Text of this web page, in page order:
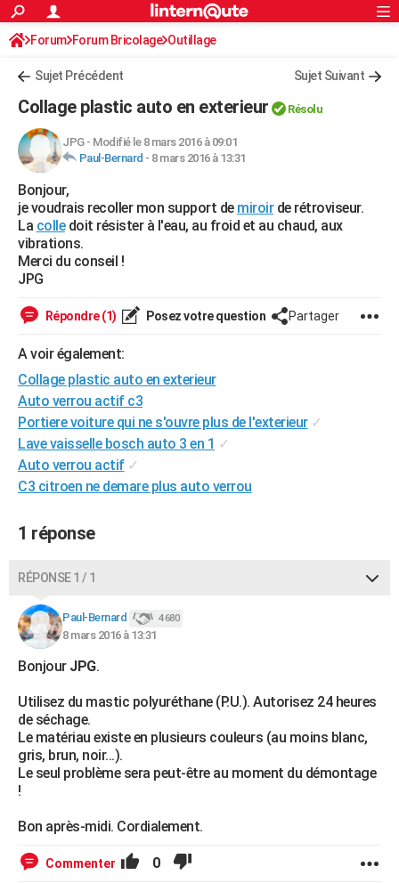
ACTUALITÉS
Politique
Société
Faits Divers
Education
Monde
Villes
+
FINANCE
Retraite
Impôts
Epargne
Immobilier
Risques naturels par ville
Banque
Assurance
Crédit
AUTO
Essais
Réserver un essai
Citadines
Berlines
SUV
Forum auto
+HIGH-TECH
Mobiles
Meilleur smartphone
Internet
Ordinateurs
Jeux vidéo
Guide high-tech
+BRICOLAGE
Forum
Aménagement intérieur
Extérieur
Cuisine
Salle de bains
Jardinage
Rangement
WEEK-END
Guides de France
Escapades
Patrimoine
Expositions
Musées
Week-end nature
LIFESTYLE
SANTE
Alimentation
Guide de la santé
Maladies
Médicaments
Sommeil
VOYAGE
Destinations
City break
Voyage nature
Voyage de noces
Forum
Climat
+PHOTO
GUIDES D'ACHAT
BONS PLANS
CARTE DE VOEUX
COPAINS D'AVANT
S'inscrire
Se connecter
Lycées
Collèges
Primaires
Universités
Entreprises
Service militaire
Avis de recherche
AVIS DE DÉCÈS
FORUM
Bricolage
Lifestyle
Culture
Sport
Auto
Television
Voyage
Cinema
S'inscrire
Connexion
Forum Forum Bricolage Outillage
Sujet Précédent Sujet Suivant
Collage plastic auto en exterieur Résolu
JPG- Modifié le 8 mars 2016 à 09:01
Paul-Bernard - 8 mars 2016 à 13:31
Bonjour,
je voudrais recoller mon support de miroirde rétroviseur.
La colledoit résister à l'eau, au froid et au chaud, aux
vibrations.
Merci du conseil !
JPG
Répondre (1) Posez votre question Partager
A voir également:
Collage plastic auto en exterieur
Auto verrou actif c3
Portiere voiture qui ne s'ouvre plus de l'exterieur ✓
Lave vaisselle bosch auto 3 en 1 ✓
Auto verrou actif ✓
C3 citroen ne demare plus auto verrou
1 réponse
RÉPONSE 1 / 1
Paul-Bernard 4 680
8 mars 2016 à 13:31
BonjourJPG.
Utilisez du mastic polyuréthane (P.U.). Autorisez 24 heures
de séchage.
Le matériau existe en plusieurs couleurs (au moins blanc,
gris, brun, noir...).
Le seul problème sera peut-être au moment du démontage
!
Bon après-midi. Cordialement.
Commenter 0